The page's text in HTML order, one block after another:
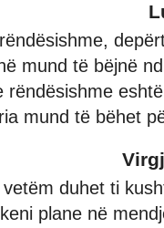
mund të bëjnë
rëndësishme
mund të bëhet
vetëm duhet ti
plane në